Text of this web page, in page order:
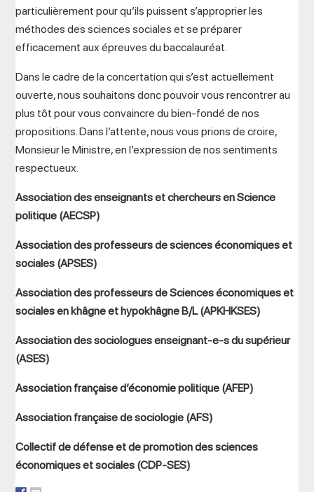
particulièrement pour qu’ils puissent s’approprier les
méthodes des sciences sociales et se préparer
efficacement aux épreuves du baccalauréat.
Dans le cadre de la concertation qui s’est actuellement
ouverte, nous souhaitons donc pouvoir vous rencontrer au
plus tôt pour vous convaincre du bien-fondé de nos
propositions. Dans l’attente, nous vous prions de croire,
Monsieur le Ministre, en l’expression de nos sentiments
respectueux.
Association des enseignants et chercheurs en Science
politique (AECSP)
Association des professeurs de sciences économiques et
sociales (APSES)
Association des professeurs de Sciences économiques et
sociales en khâgne et hypokhâgne B/L (APKHKSES)
Association des sociologues enseignant-e-s du supérieur
(ASES)
Association française d’économie politique (AFEP)
Association française de sociologie (AFS)
Collectif de défense et de promotion des sciences
économiques et sociales (CDP-SES)